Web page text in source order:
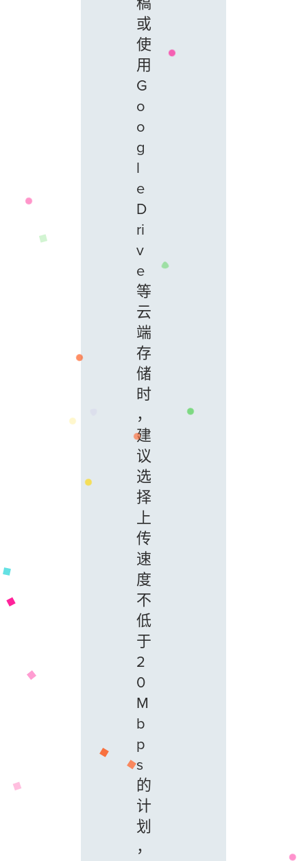
或
使
用
G
o
o
g
l
e
D
ri
v
e
等
云
端
存
储
时
，
建
议
选
择
上
传
速
度
不
低
于
2
0
M
b
p
s
的
计
划
，